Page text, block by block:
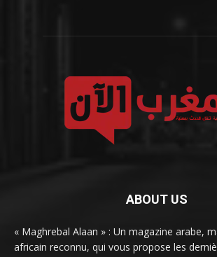
ABOUT US
« Maghrebal Alaan » : Un magazine arabe,
africain reconnu, qui vous propose les